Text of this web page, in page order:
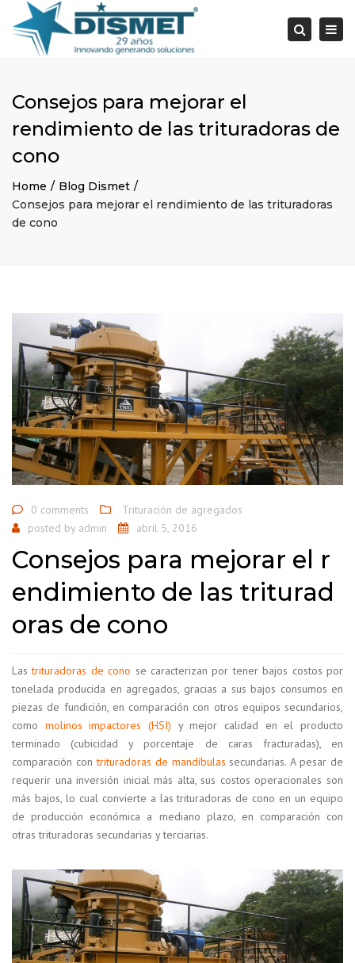
Search
Consejos para mejorar el
rendimiento de las trituradoras de
cono
Home
Blog Dismet
Consejos para mejorar el rendimiento de las trituradoras
de cono
0 comments
Trituración de agregados
posted by admin abril 5, 2016
Consejos para mejorar el r
endimiento de las triturad
oras de cono
Las trituradoras de cono se caracterizan por tener bajos costos por
tonelada producida en agregados, gracias a sus bajos consumos en
piezas de fundición, en comparación con otros equipos secundarios,
como molinos impactores (HSI) y mejor calidad en el producto
terminado (cubicidad y porcentaje de caras fracturadas), en
comparación contrituradoras de mandíbulas secundarias. A pesar de
requerir una inversión inicial más alta, sus costos operacionales son
más bajos, lo cual convierte a las trituradoras de cono en un equipo
de producción económica a mediano plazo, en comparación con
otras trituradoras secundarias y terciarias.